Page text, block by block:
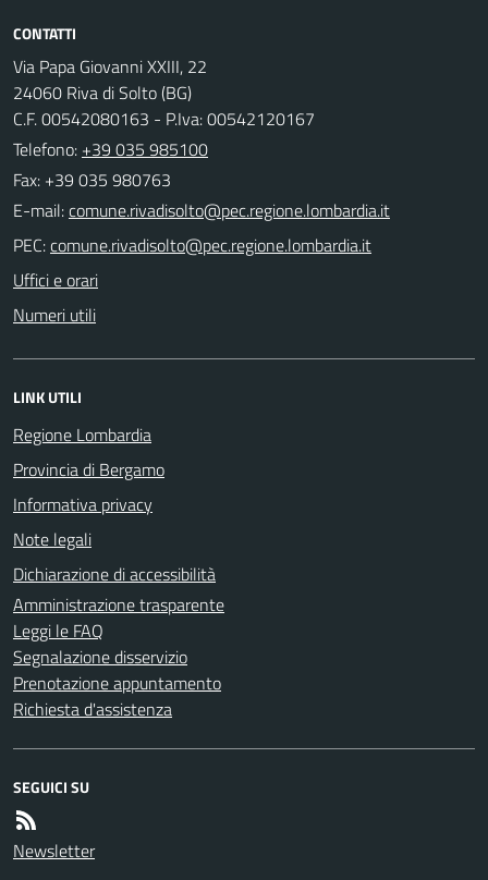
CONTATTI
Via Papa Giovanni XXIII, 22
24060 Riva di Solto (BG)
C.F. 00542080163 - P.Iva: 00542120167
Telefono: +39 035 985100
Fax: +39 035 980763
E-mail:
PEC:
Uffici e orari
Numeri utili
LINK UTILI
Regione Lombardia
Provincia di Bergamo
Informativa privacy
Note legali
Dichiarazione di accessibilità
Amministrazione trasparente
Leggi le FAQ
Segnalazione disservizio
Prenotazione appuntamento
Richiesta d'assistenza
SEGUICI SU
Newsletter